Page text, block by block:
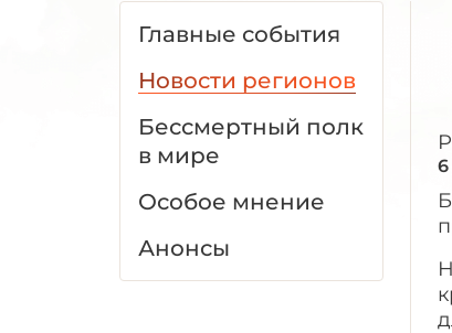
Главные события
Новости регионов
Бессмертный полк
в мире
Особое мнение
Анонсы
6